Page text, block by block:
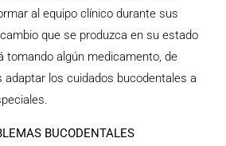
al equipo clínico durante sus
que se produzca en su estado
tomando algún medicamento, de
adaptar los cuidados bucodentales a
BUCODENTALES